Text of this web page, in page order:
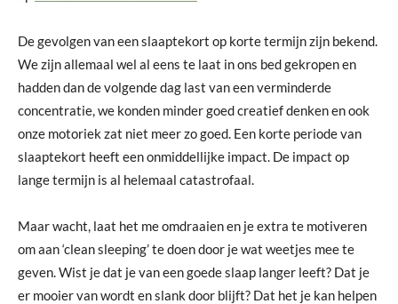
De gevolgen van een slaaptekort op korte termijn zijn bekend.
We zijn allemaal wel al eens te laat in ons bed gekropen en
hadden dan de volgende dag last van een verminderde
concentratie, we konden minder goed creatief denken en ook
onze motoriek zat niet meer zo goed. Een korte periode van
slaaptekort heeft een onmiddellijke impact. De impact op
lange termijn is al helemaal catastrofaal.
Maar wacht, laat het me omdraaien en je extra te motiveren
om aan ‘clean sleeping’ te doen door je wat weetjes mee te
geven. Wist je dat je van een goede slaap langer leeft? Dat je
er mooier van wordt en slank door blijft? Dat het je kan helpen